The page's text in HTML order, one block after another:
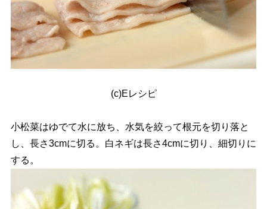
(c)Eレシピ
小松菜はゆでて水に放ち、水気を絞って根元を切り落と
し、長さ3cmに切る。白ネギは長さ4cmに切り、細切りに
する。